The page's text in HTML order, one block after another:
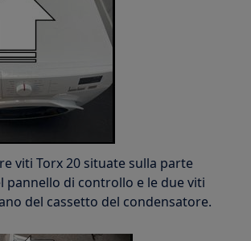
viti Torx 20 situate sulla parte
pannello di controllo e le due viti
del cassetto del condensatore.